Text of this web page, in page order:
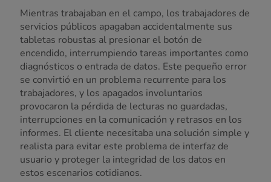
Mientras trabajaban en el campo, los trabajadores de
servicios públicos apagaban accidentalmente sus
tabletas robustas al presionar el botón de
encendido, interrumpiendo tareas importantes como
diagnósticos o entrada de datos. Este pequeño error
se convirtió en un problema recurrente para los
trabajadores, y los apagados involuntarios
provocaron la pérdida de lecturas no guardadas,
interrupciones en la comunicación y retrasos en los
informes. El cliente necesitaba una solución simple y
realista para evitar este problema de interfaz de
usuario y proteger la integridad de los datos en
estos escenarios cotidianos.